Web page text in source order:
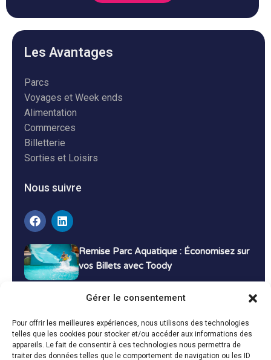
Gérer le consentement
Pour offrir les meilleures expériences, nous utilisons des technologies
telles que les cookies pour stocker et/ou accéder aux informations des
appareils. Le fait de consentir à ces technologies nous permettra de
traiter des données telles que le comportement de navigation ou les ID
Les Avantages
Parcs
Voyages et Week ends
Alimentation
Commerces
Billetterie
Sorties et Loisirs
Nous suivre
Remise Parc Aquatique : Économisez sur
vos Billets avec Toody
Bons Plans Voyage : Économisez sur vos
Vacances avec Toody
13 décembre 2024 Bon plans